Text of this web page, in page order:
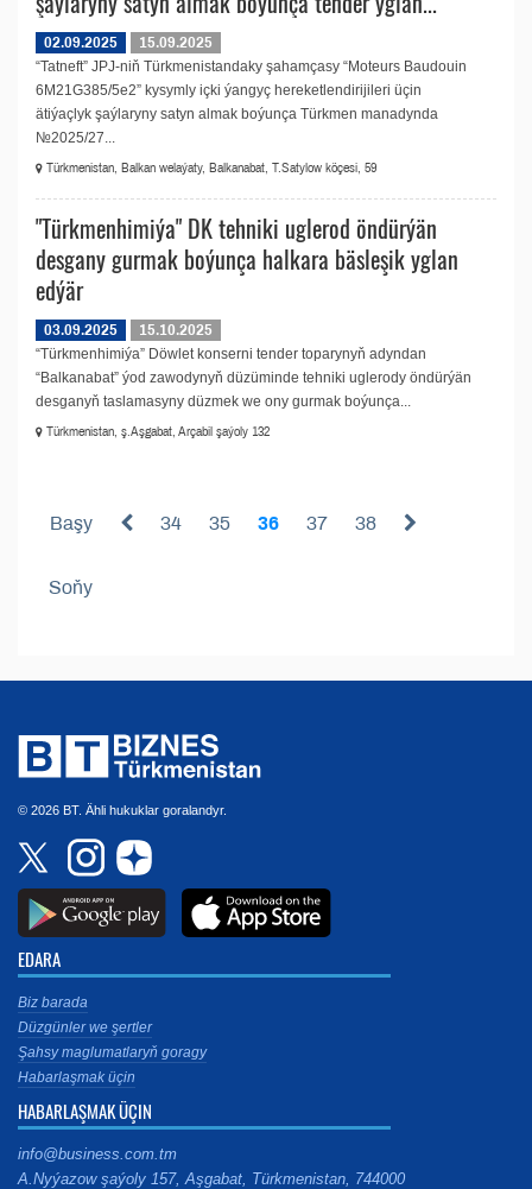
02.09.2025
15.09.2025
“Tatneft” JPJ-niň Türkmenistandaky şahamçasy “Moteurs Baudouin
6M21G385/5e2” kysymly içki ýangyç hereketlendirijileri üçin
ätiýaçlyk şaýlaryny satyn almak boýunça Türkmen manadynda
№2025/27...
Türkmenistan, Balkan welaýaty, Balkanabat, T.Satylow köçesi, 59
"Türkmenhimiýa" DK tehniki uglerod öndürýän
desgany gurmak boýunça halkara bäsleşik yglan
edýär
03.09.2025
15.10.2025
“Türkmenhimiýa” Döwlet konserni tender toparynyň adyndan
“Balkanabat” ýod zawodynyň düzüminde tehniki uglerody öndürýän
desganyň taslamasyny düzmek we ony gurmak boýunça...
Türkmenistan, ş.Aşgabat, Arçabil şaýoly 132
Başy 34 35 36 37 38
Soňy
© 2026 BT. Ähli hukuklar goralandyr.
EDARA
Biz barada
Düzgünler we şertler
Şahsy maglumatlaryň goragy
Habarlaşmak üçin
HABARLAŞMAK ÜÇIN
info@business.com.tm
A.Nyýazow şaýoly 157, Aşgabat, Türkmenistan, 744000